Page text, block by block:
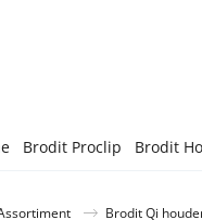
Brodit Proclip Brodit
Brodit Qi